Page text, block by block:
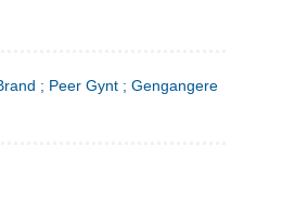
; Peer Gynt ; Gengangere